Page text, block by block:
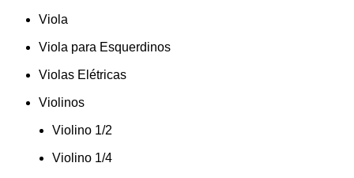
Viola
Viola para Esquerdinos
Violas Elétricas
Violinos
Violino 1/2
Violino 1/4